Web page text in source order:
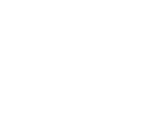
自定义绘制